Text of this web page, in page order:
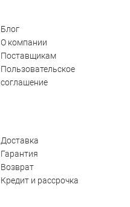
Блог
О компании
Поставщикам
Пользовательское
соглашение
Доставка
Гарантия
Возврат
Кредит и рассрочка